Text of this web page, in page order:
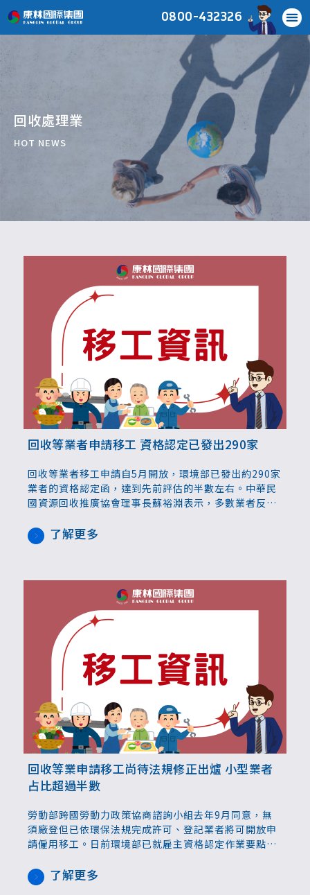
0800-432326
回收處理業
HOT NEWS
回收等業者申請移工 資格認定已發出290家
回收等業者移工申請自5月開放，環境部已發出約290家
業者的資格認定函，達到先前評估的半數左右。中華民
國資源回收推廣協會理事長蘇裕淵表示，多數業者反映
了解更多
回收等業申請移工尚待法規修正出爐 小型業者
占比超過半數
勞動部跨國勞動力政策協商諮詢小組去年9月同意，無
須廠登但已依環保法規完成許可、登記業者將可開放申
請僱用移工。日前環境部已就雇主資格認定作業要點召
動部修訂法規後，才能展開後續申請作業；先前曾預估
3月底前同步發布規範，但仍須以實際法制作業狀況為
了解更多